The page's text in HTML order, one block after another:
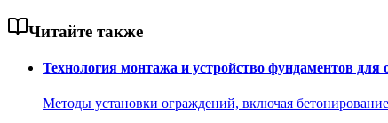
Читайте также
Технология монтажа и устройство фундаментов для
Методы установки ограждений, включая